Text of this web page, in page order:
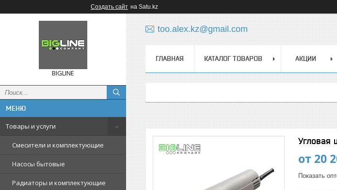
Создать сайт на Satu.kz
BIGLINE
Товары и услуги
Смесители и комплектующие
Насосы бытовые
Радиаторы и комплектующие
too.alex.kz@gmail.com
ГЛАВНАЯ КАТАЛОГ ТОВАРОВ АКЦИИ
Угловая
от 20
Показать